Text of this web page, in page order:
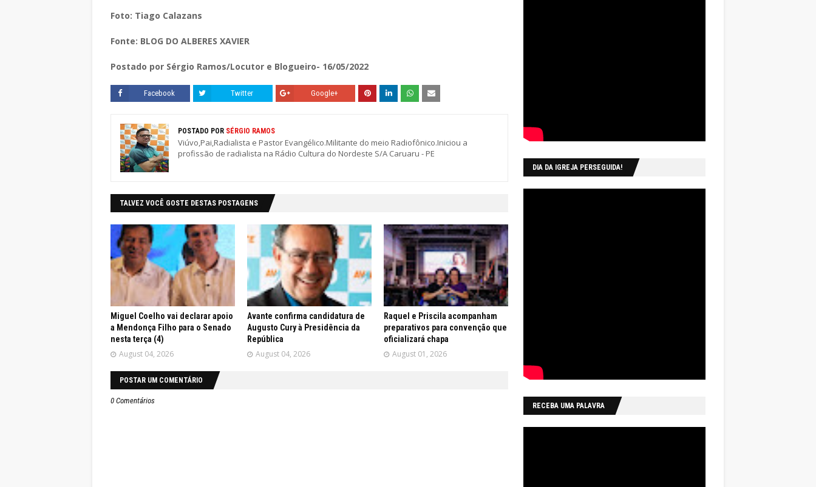
Foto: Tiago Calazans
Fonte: BLOG DO ALBERES XAVIER
Postado por Sérgio Ramos/Locutor e Blogueiro- 16/05/2022
Facebook Twitter Google+
POSTADO POR SÉRGIO RAMOS
Viúvo,Pai,Radialista e Pastor Evangélico.Militante do meio Radiofônico.Iniciou a
profissão de radialista na Rádio Cultura do Nordeste S/A Caruaru - PE
TALVEZ VOCÊ GOSTE DESTAS POSTAGENS
Miguel Coelho vai declarar apoio
a Mendonça Filho para o Senado
nesta terça (4)
August 04, 2026
Avante confirma candidatura de
Augusto Cury à Presidência da
República
August 04, 2026
Raquel e Priscila acompanham
preparativos para convenção que
oficializará chapa
August 01, 2026
POSTAR UM COMENTÁRIO
0 Comentários
DIA DA IGREJA PERSEGUIDA!
RECEBA UMA PALAVRA